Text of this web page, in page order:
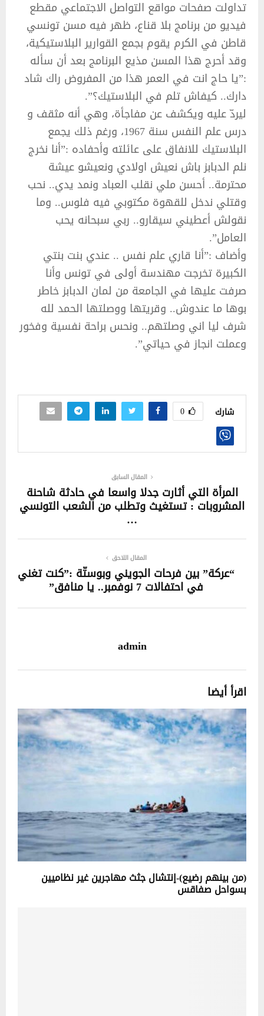
تداولت صفحات مواقع التواصل الاجتماعي مقطع
فيديو من برنامج بلا قناع، ظهر فيه مسن تونسي
قاطن في الكرم يقوم بجمع القوارير البلاستيكية،
وقد أحرج هذا المسن مذيع البرنامج بعد أن سأله
:”يا حاج انت في العمر هذا من المفروض راك شاد
دارك.. كيفاش تلم في البلاستيك؟”.
ليردّ عليه ويكشف عن مفاجأة، وهي أنه مثقف و
درس علم النفس سنة 1967، ورغم ذلك يجمع
البلاستيك للانفاق على عائلته وأحفاده :”أنا نخرج
نلم الدبابز باش نعيش اولادي ونعيشو عيشة
محترمة.. أحسن ملي نقلب العباد ونمد يدي.. نحب
وقتلي ندخل للقهوة مكتوبي فيه فلوس.. وما
نقولش أعطيني سيقارو.. ربي سبحانه يحب
العامل”.
وأضاف :”أنا قاري علم نفس .. عندي بنت بنتي
الكبيرة تخرجت مهندسة أولى في تونس وأنا
صرفت عليها في الجامعة من لمان الدبابز خاطر
بوها ما عندوش.. وقريتها ووصلتها الحمد لله
شرف ليا اني وصلتهم.. ونحس براحة نفسية وفخور
وعملت انجاز في حياتي”.
شارك 0
المقال السابق
المرأة التي أثارت جدلا واسعا في حادثة شاحنة
المشروبات : تستغيث وتطلب من الشعب التونسي
…
المقال اللاحق
“عركة” بين فرحات الجويني وبوستّة :”كنت تغني
في احتفالات 7 نوفمبر.. يا منافق”
admin
اقرأ أيضا
(من بينهم رضيع)-إنتشال جثث مهاجرين غير نظاميين
بسواحل صفاقس